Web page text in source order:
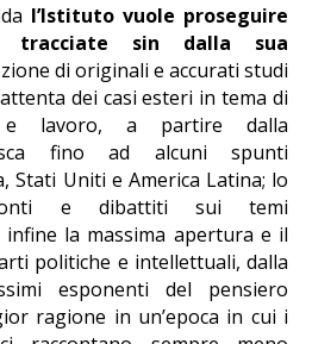
l’Istituto vuole proseguire
tracciate sin dalla sua
di originali e accurati studi
dei casi esteri in tema di
e lavoro, a partire dalla
fino ad alcuni spunti
Stati Uniti e America Latina; lo
e dibattiti sui temi
infine la massima apertura e il
politiche e intellettuali, dalla
esponenti del pensiero
ragione in un’epoca in cui i